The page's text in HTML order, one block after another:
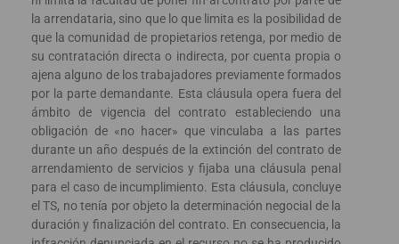
la arrendataria, sino que lo que limita es la posibilidad de
que la comunidad de propietarios retenga, por medio de
su contratación directa o indirecta, por cuenta propia o
ajena alguno de los trabajadores previamente formados
por la parte demandante. Esta cláusula opera fuera del
ámbito de vigencia del contrato estableciendo una
obligación de «no hacer» que vinculaba a las partes
durante un año después de la extinción del contrato de
arrendamiento de servicios y fijaba una cláusula penal
para el caso de incumplimiento. Esta cláusula, concluye
el TS, no tenía por objeto la determinación negocial de la
duración y finalización del contrato. En consecuencia, la